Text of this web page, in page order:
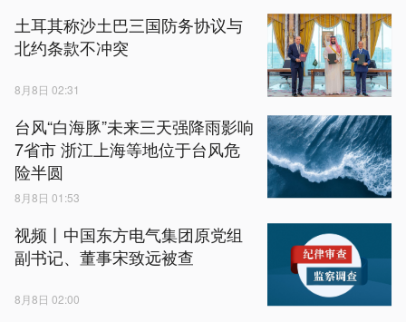
土耳其称沙土巴三国防务协议与
北约条款不冲突
8月8日 02:31
台风“白海豚”未来三天强降雨影响
7省市 浙江上海等地位于台风危
险半圆
8月8日 01:53
视频丨中国东方电气集团原党组
副书记、董事宋致远被查
8月8日 02:00